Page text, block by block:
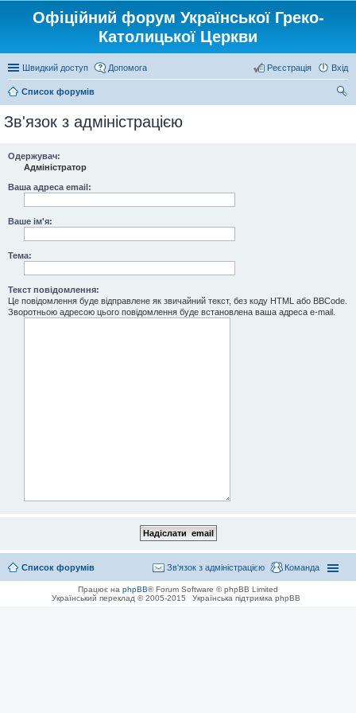
Офіційний форум Української Греко-
Католицької Церкви
Швидкий доступ Допомога Вхід
Реєстрація
Список форумів
Зв'язок з адміністрацією
Одержувач:
Адміністратор
Ваша адреса email:
Ваше ім'я:
Тема:
Текст повідомлення:
Це повідомлення буде відправлене як звичайний текст, без коду HTML або BBCode.
Зворотньою адресою цього повідомлення буде встановлена ваша адреса e-mail.
Список форумів Команда
Зв'язок з адміністрацією
Працює на phpBB® Forum Software © phpBB Limited
Український переклад © 2005-2015
Українська підтримка phpBB